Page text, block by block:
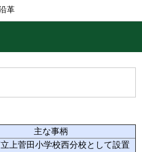
革
主な事柄
上菅田小学校西分校として設置